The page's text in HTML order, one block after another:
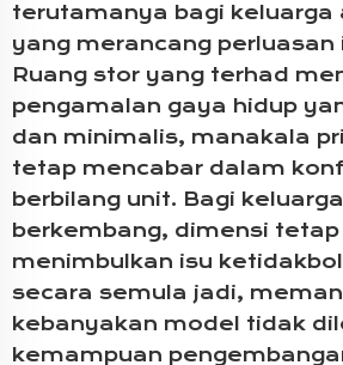
terutamanya bagi keluarga
yang merancang perluasan
Ruang stor yang terhad
pengamalan gaya hidup
dan minimalis, manakala
tetap mencabar dalam
berbilang unit. Bagi
berkembang, dimensi tetap
menimbulkan isu
secara semula jadi,
kebanyakan model tidak
kemampuan